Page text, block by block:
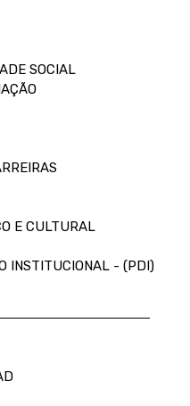
SOCIAL
E CULTURAL
INSTITUCIONAL - (PDI)